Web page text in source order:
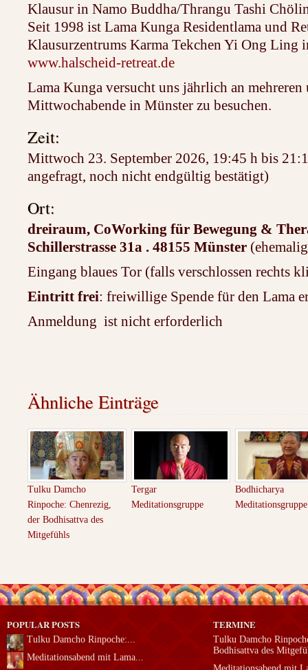
Klausur in Namo Buddha/Thrangu Tashi
Seit 1998 ist Lama Kunga Residentlama und
Klausurzentrums Karma Tekchen Yi Ong Ling
www.halscheid-retreat.de
Lama Kunga versucht uns jährlich an mehreren
Mittwochabende in Münster zu besuchen.
Zeit:
Mittwoch 23. September 2026, 19:45 h bis
angefragt, noch nicht endgültig bestätigt)
Ort:
dreiraum, CoWorking für Bewegung &
Schillerstrasse 31a . 48155 Münster
Eingang blaues Tor (falls verschlossen rechts
Eintritt frei: freiwillige Spende für den Lama
Anmeldung ist nicht erforderlich
Ähnliche Einträge
Tulku Damcho
Rinpoche: Chenrezig,
der Bodhisattva des
Mitgefühls
Tergar
Meditationsgruppe
Bodhicharya
Meditationsgruppe
POPULAR POSTS
Tulku Damcho Rinpoche:...
Meditationsabend mit Lama...
TERMINE
Tulku Damcho
Bodhisattva des